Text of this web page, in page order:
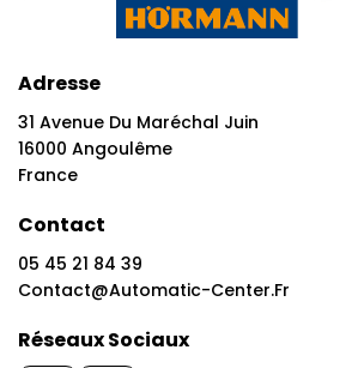
Adresse
31 Avenue Du Maréchal Juin
16000 Angoulême
France
Contact
05 45 21 84 39
Contact@automatic-Center.fr
Réseaux Sociaux